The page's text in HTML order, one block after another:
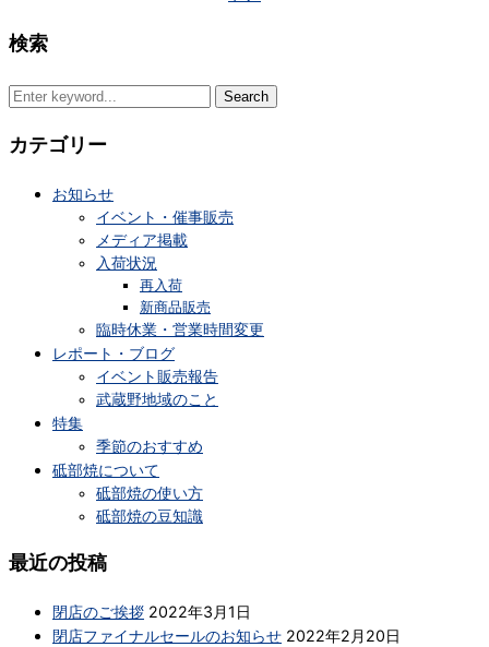
検索
Search
カテゴリー
お知らせ
イベント・催事販売
メディア掲載
入荷状況
再入荷
新商品販売
臨時休業・営業時間変更
レポート・ブログ
イベント販売報告
武蔵野地域のこと
特集
季節のおすすめ
砥部焼について
砥部焼の使い方
砥部焼の豆知識
最近の投稿
閉店のご挨拶 2022年3月1日
閉店ファイナルセールのお知らせ 2022年2月20日